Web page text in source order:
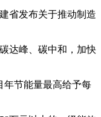
省发布关于推动制造
达峰、碳中和，加快
节能量最高给予每